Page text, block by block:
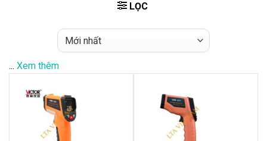
LỌC
... Xem thêm